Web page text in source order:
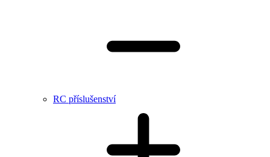
RC příslušenství